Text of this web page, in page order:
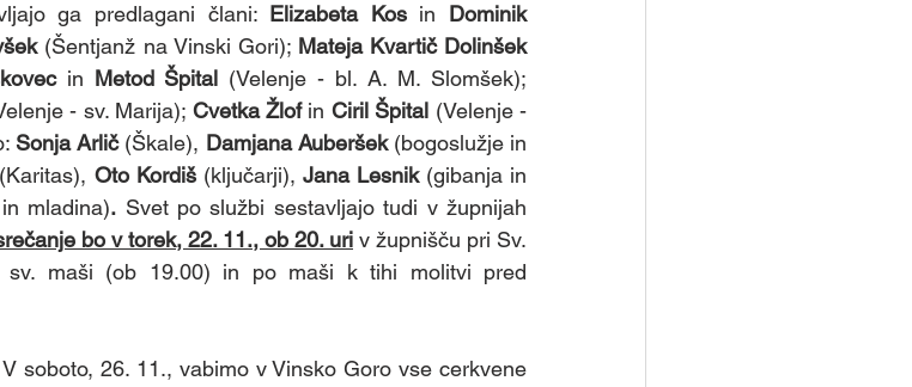
ga predlagani člani: Elizabeta Kos in Dominik
(Šentjanž na Vinski Gori); Mateja Kvartič Dolinšek
in Metod Špital
- sv. Marija); Cvetka Žlof in Ciril Špital (Velenje -
Sonja Arlič (Škale), Damjana Auberšek (bogoslužje in
Oto Kordiš (ključarji), Jana Lesnik (gibanja in
mladina). Svet po službi sestavljajo tudi v župnijah
bo v torek, 22. 11., ob 20. uri v župnišču pri Sv.
sv. maši (ob 19.00) in po maši k tihi molitvi pred
soboto, 26. 11., vabimo v Vinsko Goro vse cerkvene